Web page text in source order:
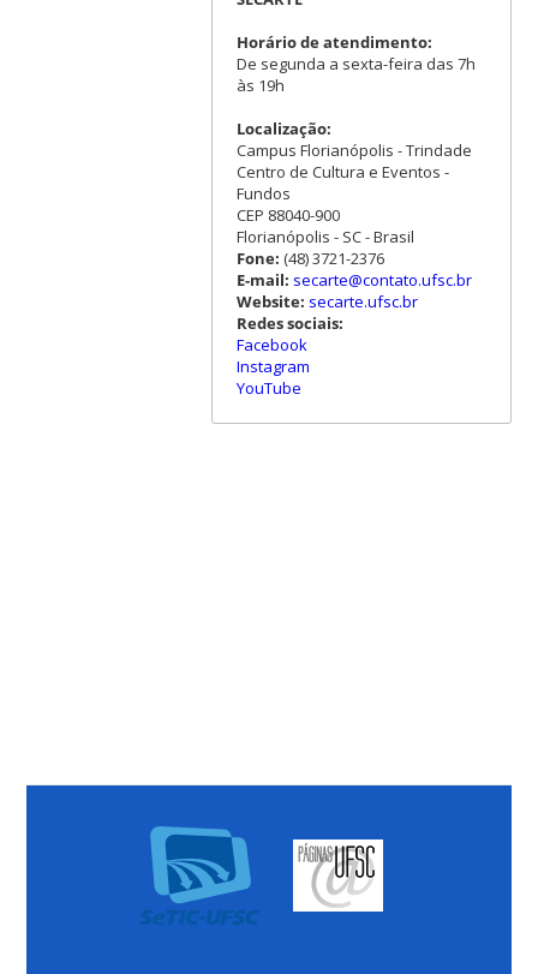
Horário de atendimento:
De segunda a sexta-feira das 7h
às 19h
Localização:
Campus Florianópolis - Trindade
Centro de Cultura e Eventos -
Fundos
CEP 88040-900
Florianópolis - SC - Brasil
Fone: (48) 3721-2376
E-mail: secarte@contato.ufsc.br
Website: secarte.ufsc.br
Redes sociais:
Facebook
Instagram
YouTube